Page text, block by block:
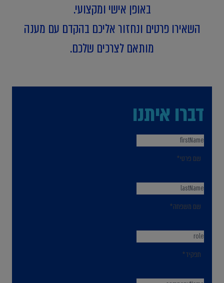
באופן אישי ומקצועי.
השאירו פרטים ונחזור אליכם בהקדם עם מענה
מותאם לצרכים שלכם.
דברו איתנו
שם פרטי*
שם משפחה*
תפקיד*